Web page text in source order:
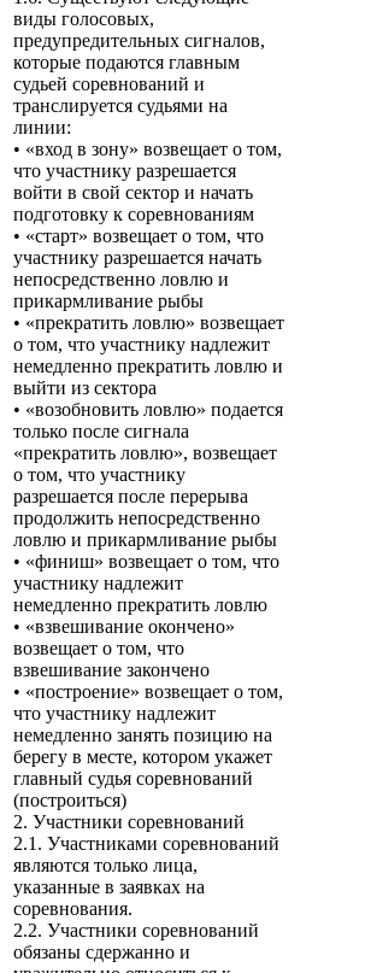
виды голосовых,
предупредительных сигналов,
которые подаются главным
судьей соревнований и
транслируется судьями на
линии:
• «вход в зону» возвещает о том,
что участнику разрешается
войти в свой сектор и начать
подготовку к соревнованиям
• «старт» возвещает о том, что
участнику разрешается начать
непосредственно ловлю и
прикармливание рыбы
• «прекратить ловлю» возвещает
о том, что участнику надлежит
немедленно прекратить ловлю и
выйти из сектора
• «возобновить ловлю» подается
только после сигнала
«прекратить ловлю», возвещает
о том, что участнику
разрешается после перерыва
продолжить непосредственно
ловлю и прикармливание рыбы
• «финиш» возвещает о том, что
участнику надлежит
немедленно прекратить ловлю
• «взвешивание окончено»
возвещает о том, что
взвешивание закончено
• «построение» возвещает о том,
что участнику надлежит
немедленно занять позицию на
берегу в месте, котором укажет
главный судья соревнований
(построиться)
2. Участники соревнований
2.1. Участниками соревнований
являются только лица,
указанные в заявках на
соревнования.
2.2. Участники соревнований
обязаны сдержанно и